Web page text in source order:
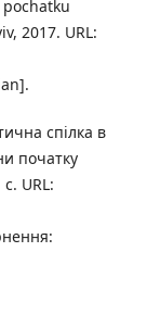
2017. URL:
спілка в
початку
URL: